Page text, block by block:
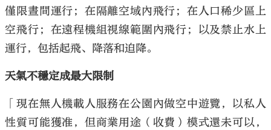
僅限晝間運行；在隔離空域內飛行；在人口稀少區上
空飛行；在遠程機組視線範圍內飛行；以及禁止水上
運行，包括起飛、降落和迫降。
天氣不穩定成最大限制
「現在無人機載人服務在公園內做空中遊覽，以私人
性質可能獲准，但商業用途（收費）模式還未可以，